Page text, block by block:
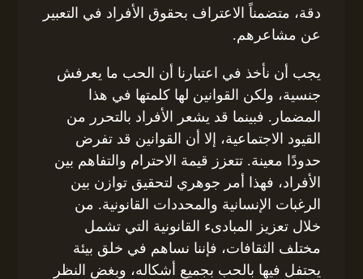
دقة، متضمناً الاعتراف بحقوق الأفراد في التعبير
عن مشاعرهم.
يجب أن نأخذ في اعتبارنا أن الحب ما يعرفش
جنسية، ولكن القوانين لها كلمتها في هذا
المضمار. فبينما قد يشعر الأفراد بالتحرر من
القيود الاجتماعية، إلا أن القوانين قد تفرض
حدودًا معينة. تتعزز قيمة الاحترام والتفاهم بين
الأفراد، فهذا أمر جوهري لتحقيق توازن بين
الرغبات الإنسانية والمحددات القانونية. من
خلال تعزيز المبادىء القانونية التي تشمل
مختلف الثقافات، فإننا نساهم في خلق بيئة
يحتفل فيها بالحب بجميع أشكاله، وبغض النظر